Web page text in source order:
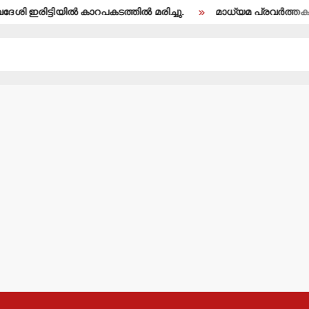
ഇരിട്ടിയില്‍ കാറപകടത്തില്‍ മരിച്ചു. മാധ്യമ പ്രവര്‍ത്തകന്‍